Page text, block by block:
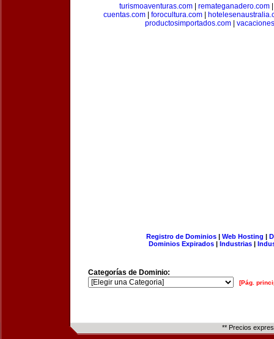
turismoaventuras.com| remateganadero.com
cuentas.com
forocultura.com
productosimportados.com
Registro de Dominios| Web Hosting |
Dominios Expirados | Industrias |
Categorías de Dominio:
[Pág.
** Precios